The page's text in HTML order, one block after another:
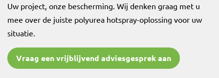
Uw project, onze bescherming. Wij denken graag met u
mee over de juiste polyurea hotspray-oplossing voor uw
situatie.
Vraag een vrijblijvend adviesgesprek aan